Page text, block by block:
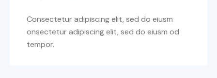
Consectetur adipiscing elit, sed do eiusm
onsectetur adipiscing elit, sed do eiusm od
tempor.